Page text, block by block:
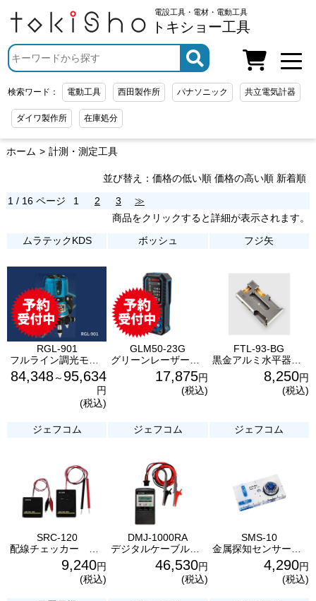
電設工具・電材・電動工具
トキショー工具
検索ワード： 電動工具 西田製作所 パナソニック 共立電気計器
ダイワ製作所 在庫処分
ホーム 計測・測定工具
並び替え：価格の低い順 価格の高い順 新着順
1 / 16 ページ
1 2 3
≫
商品をクリックすると詳細が表示されます。
ムラテックKDS
RGL-901
84,348～ 95,634
円
(税込)
ボッシュ
GLM50-23G
17,875円
(税込)
フジ矢
FTL-93-BG
8,250円
(税込)
ジェフコム
SRC-120
9,240円
(税込)
ジェフコム
DMJ-1000RA
46,530円
(税込)
ジェフコム
SMS-10
4,290円
(税込)